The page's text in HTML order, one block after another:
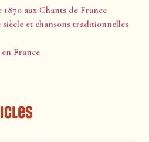
aux Chants de France
et chansons traditionnelles
France